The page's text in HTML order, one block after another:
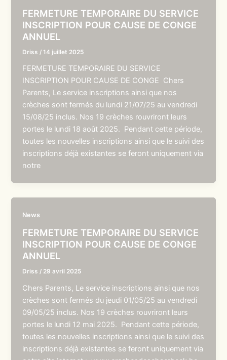
FERMETURE TEMPORAIRE DU SERVICE
INSCRIPTION POUR CAUSE DE CONGE
ANNUEL
Driss /14 juillet 2025
FERMETURE TEMPORAIRE DU SERVICE
INSCRIPTION POUR CAUSE DE CONGE Chers
Parents, Le service inscriptions ainsi que nos
crèches sont fermés du lundi 21/07/25 au vendredi
15/08/25 inclus. Nos 19 crèches rouvriront leurs
portes le lundi 18 août 2025. Pendant cette période,
toutes les nouvelles inscriptions ainsi que le suivi des
inscriptions déjà existantes se feront uniquement via
notre
News
FERMETURE TEMPORAIRE DU SERVICE
INSCRIPTION POUR CAUSE DE CONGE
ANNUEL
Driss / 29 avril 2025
Chers Parents, Le service inscriptions ainsi que nos
crèches sont fermés du jeudi 01/05/25 au vendredi
09/05/25 inclus. Nos 19 crèches rouvriront leurs
portes le lundi 12 mai 2025. Pendant cette période,
toutes les nouvelles inscriptions ainsi que le suivi des
inscriptions déjà existantes se feront uniquement via